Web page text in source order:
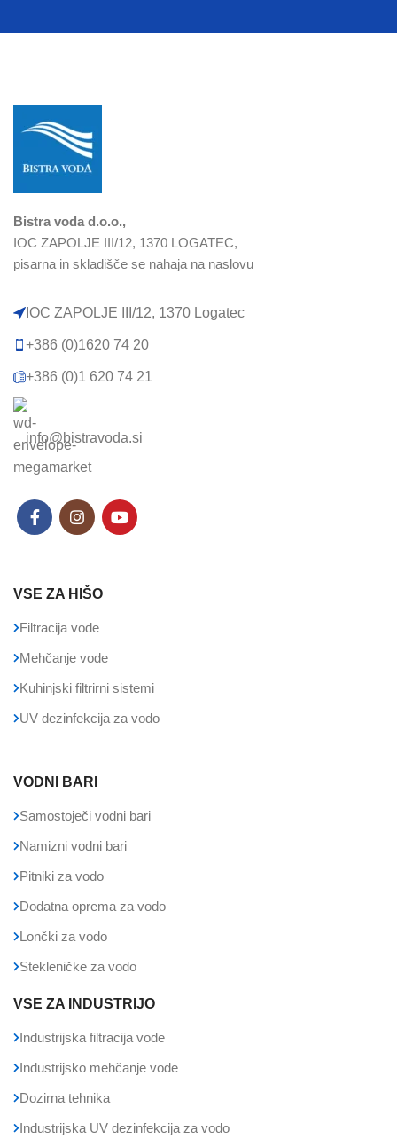
Bistra voda d.o.o.,
IOC ZAPOLJE III/12, 1370 LOGATEC,
pisarna in skladišče se nahaja na naslovu
IOC ZAPOLJE III/12, 1370 Logatec​
+386 (0)1620 74 20
+386 (0)1 620 74 21
info@bistravoda.si
VSE ZA HIŠO
Filtracija vode
Mehčanje vode
Kuhinjski filtrirni sistemi
UV dezinfekcija za vodo
VODNI BARI
Samostoječi vodni bari
Namizni vodni bari
Pitniki za vodo
Dodatna oprema za vodo
Lončki za vodo
Stekleničke za vodo
VSE ZA INDUSTRIJO
Industrijska filtracija vode
Industrijsko mehčanje vode
Dozirna tehnika
Industrijska UV dezinfekcija za vodo